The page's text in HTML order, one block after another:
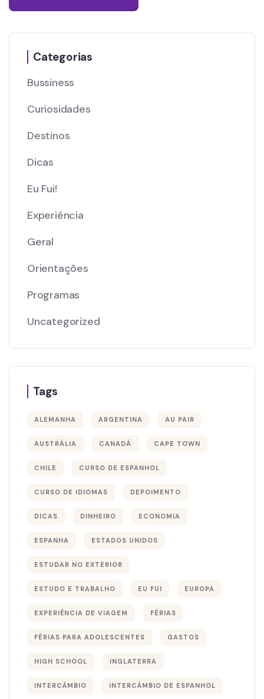
Categorias
Bussiness
Curiosidades
Destinos
Dicas
Eu Fui!
Experiência
Geral
Orientações
Programas
Uncategorized
Tags
ALEMANHA ARGENTINA AU PAIR
AUSTRÁLIA CANADÁ CAPE TOWN
CHILE CURSO DE ESPANHOL
CURSO DE IDIOMAS DEPOIMENTO
DICAS DINHEIRO ECONOMIA
ESPANHA ESTADOS UNIDOS
ESTUDAR NO EXTERIOR
ESTUDO E TRABALHO EU FUI EUROPA
EXPERIÊNCIA DE VIAGEM FÉRIAS
FÉRIAS PARA ADOLESCENTES GASTOS
HIGH SCHOOL INGLATERRA
INTERCÂMBIO INTERCÂMBIO DE ESPANHOL